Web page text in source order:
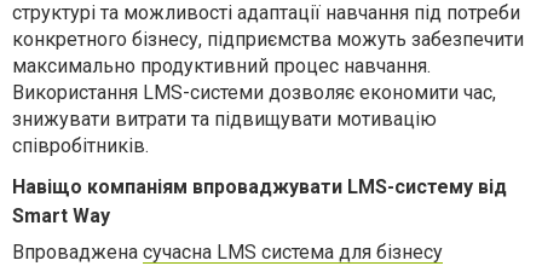
структурі та можливості адаптації навчання під потреби
конкретного бізнесу, підприємства можуть забезпечити
максимально продуктивний процес навчання.
Використання LMS-системи дозволяє економити час,
знижувати витрати та підвищувати мотивацію
співробітників.
Навіщо компаніям впроваджувати LMS-систему від
Smart Way
Впроваджена сучасна LMS система для бізнесу